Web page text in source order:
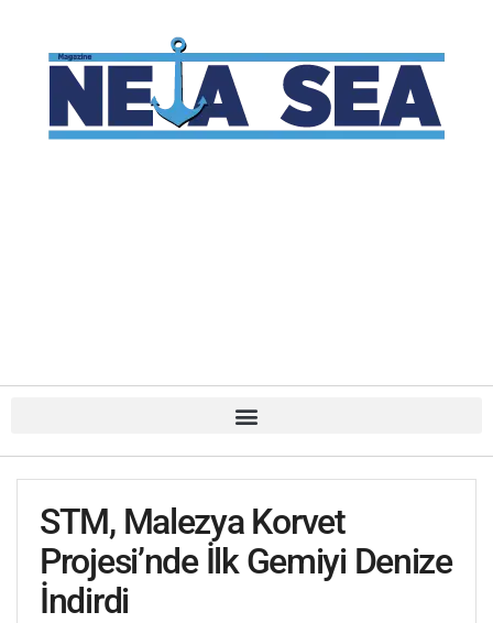
STM, Malezya Korvet
Projesi’nde İlk Gemiyi Denize
İndirdi